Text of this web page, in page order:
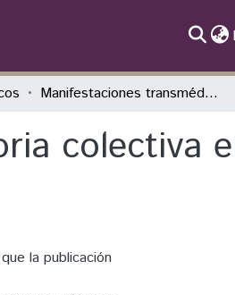
Manifestaciones transmédiaticas de la memoria colectiva en el Paraguay del siglo XXI
colectiva
la publicación